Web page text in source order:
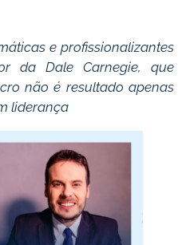
e profissionalizantes
da Dale Carnegie, que
não é resultado apenas
liderança